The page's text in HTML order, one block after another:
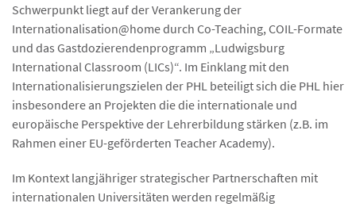
Schwerpunkt liegt auf der Verankerung der
Internationalisation@home durch Co-Teaching, COIL-Formate
und das Gastdozierendenprogramm „Ludwigsburg
International Classroom (LICs)“. Im Einklang mit den
Internationalisierungszielen der PHL beteiligt sich die PHL hier
insbesondere an Projekten die die internationale und
europäische Perspektive der Lehrerbildung stärken (z.B. im
Rahmen einer EU-geförderten Teacher Academy).
Im Kontext langjähriger strategischer Partnerschaften mit
internationalen Universitäten werden regelmäßig